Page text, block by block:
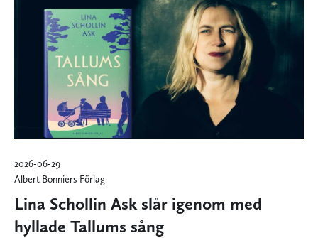
2026-06-29
Albert Bonniers Förlag
Lina Schollin Ask slår igenom med
hyllade Tallums sång